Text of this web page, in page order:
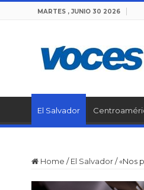
MARTES , JUNIO 30 2026
El Salvador
Home / El Salvador/«Nos